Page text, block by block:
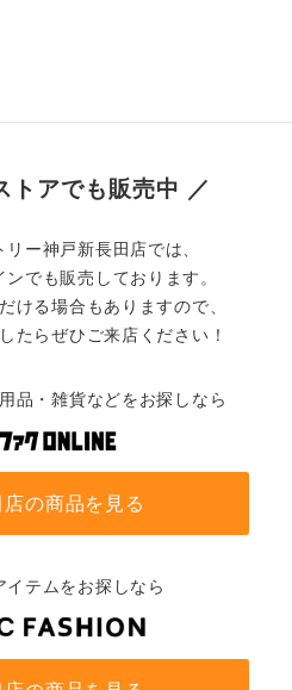
トアでも販売中 ／
リー神戸新長田店では、
でも販売しております。
ける場合もありますので、
たらぜひご来店ください！
品・雑貨などをお探しなら
の商品を見る
イテムをお探しなら